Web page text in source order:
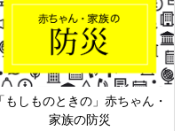
「もしものときの」赤ちゃん・
家族の防災